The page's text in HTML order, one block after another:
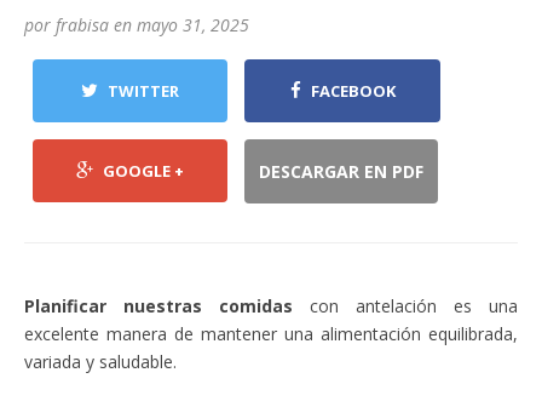
por frabisa en mayo 31, 2025
TWITTER FACEBOOK
GOOGLE + DESCARGAR EN PDF
Planificar nuestras comidas con antelación es una
excelente manera de mantener una alimentación equilibrada,
variada y saludable.